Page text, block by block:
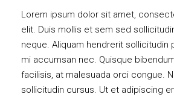
Lorem ipsum dolor sit amet,
elit. Duis mollis et sem sed
neque. Aliquam hendrerit sollicitudin
mi accumsan nec. Quisque
facilisis, at malesuada orci congue.
sollicitudin cursus. Ut et adipiscing